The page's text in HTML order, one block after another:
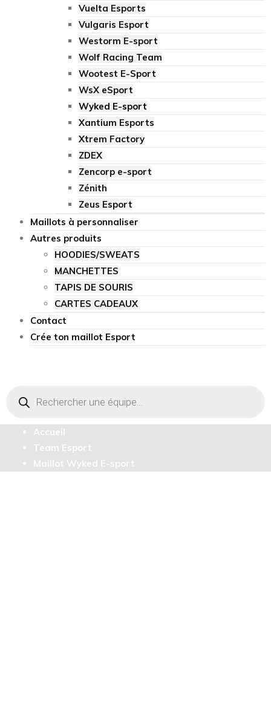
Vuelta Esports
Vulgaris Esport
Westorm E-sport
Wolf Racing Team
Wootest E-Sport
WsX eSport
Wyked E-sport
Xantium Esports
Xtrem Factory
ZDEX
Zencorp e-sport
Zénith
Zeus Esport
Maillots à personnaliser
Autres produits
HOODIES/SWEATS
MANCHETTES
TAPIS DE SOURIS
CARTES CADEAUX
Contact
Crée ton maillot Esport
produits
Accueil
Team Esport
Maillot Wyked E-sport